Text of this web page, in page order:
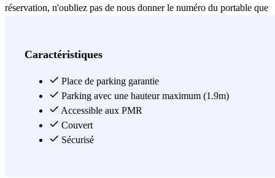
réservation, n'oubliez pas de nous donner le numéro du portable que
Voir plus
Caractéristiques
Place de parking garantie
Parking avec une hauteur maximum (1.9m)
Accessible aux PMR
Couvert
Sécurisé